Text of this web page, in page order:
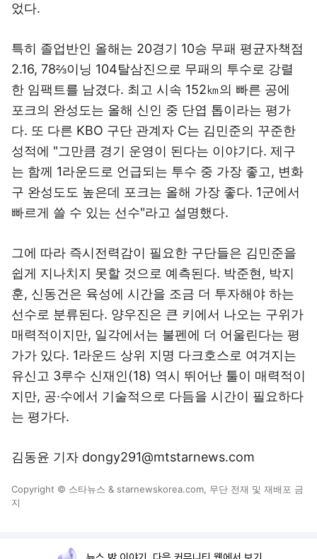
었다.
특히 졸업반인 올해는 20경기 10승 무패 평균자책점
2.16, 78⅔이닝 104탈삼진으로 무패의 투수로 강렬
한 임팩트를 남겼다. 최고 시속 152㎞의 빠른 공에
포크의 완성도는 올해 신인 중 단엽 톱이라는 평가
다. 또 다른 KBO 구단 관계자 C는 김민준의 꾸준한
성적에 "그만큼 경기 운영이 된다는 이야기다. 제구
는 함께 1라운드로 언급되는 투수 중 가장 좋고, 변화
구 완성도도 높은데 포크는 올해 가장 좋다. 1군에서
빠르게 쓸 수 있는 선수"라고 설명했다.
그에 따라 즉시전력감이 필요한 구단들은 김민준을
쉽게 지나치지 못할 것으로 예측된다. 박준현, 박지
훈, 신동건은 육성에 시간을 조금 더 투자해야 하는
선수로 분류된다. 양우진은 큰 키에서 나오는 구위가
매력적이지만, 일각에서는 불펜에 더 어울린다는 평
가가 있다. 1라운드 상위 지명 다크호스로 여겨지는
유신고 3루수 신재인(18) 역시 뛰어난 툴이 매력적이
지만, 공·수에서 기술적으로 다듬을 시간이 필요하다
는 평가다.
김동윤 기자 dongy291@mtstarnews.com
Copyright © 스타뉴스 & starnewskorea.com, 무단 전재 및 재배포 금
지